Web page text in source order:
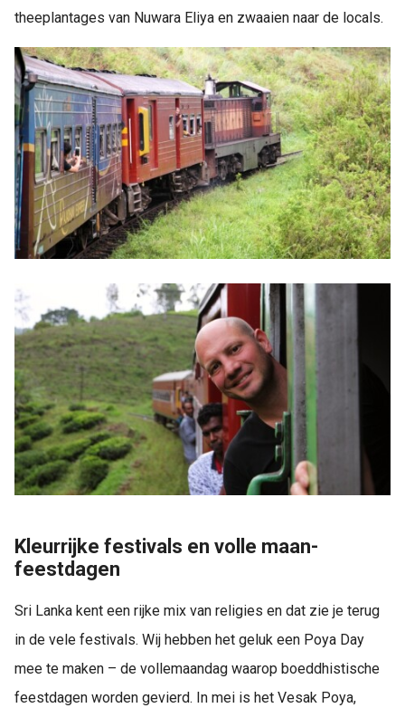
theeplantages van Nuwara Eliya en zwaaien naar de locals.
Kleurrijke festivals en volle maan-
feestdagen
Sri Lanka kent een rijke mix van religies en dat zie je terug
in de vele festivals. Wij hebben het geluk een Poya Day
mee te maken – de vollemaandag waarop boeddhistische
feestdagen worden gevierd. In mei is het Vesak Poya,